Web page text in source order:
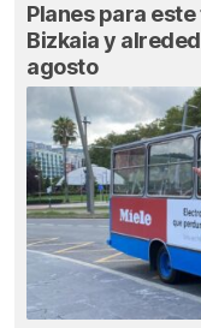
Planes para
Bizkaia y
agosto